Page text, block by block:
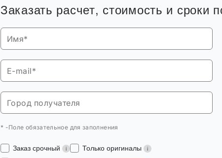
Заказать расчет, стоимость и сроки
* -Поле обязательное для заполнения
Заказ срочный
Только оригиналы